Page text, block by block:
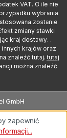
VAT. O ile nie
wybrania
zostanie
zmiany stawki
kraj dostawy. .
krajów oraz
znaleźć tutaj.tutaj
można znaleźć
GmbH
zapewnić